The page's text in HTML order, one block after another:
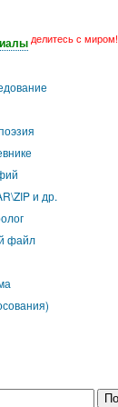
делитесь с миром!
и др.
файл